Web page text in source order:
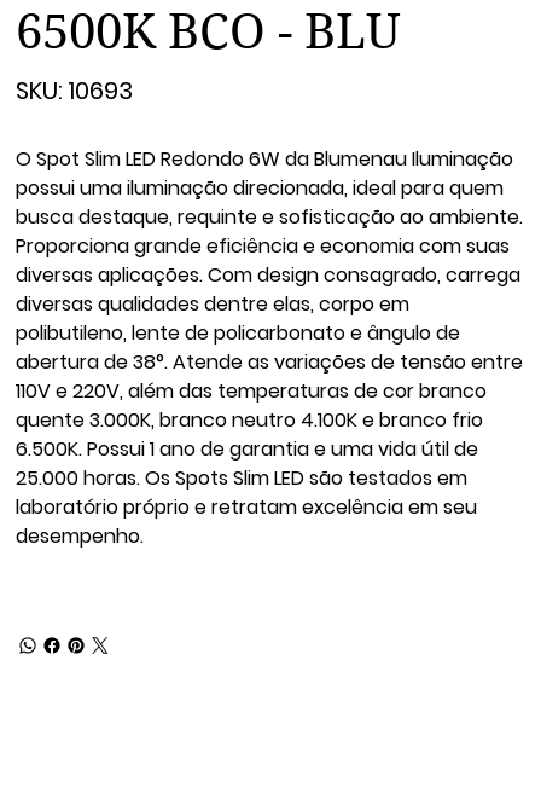
6500K BCO - BLU
SKU:
10693
10693
O Spot Slim LED Redondo 6W da Blumenau Iluminação
possui uma iluminação direcionada, ideal para quem
busca destaque, requinte e sofisticação ao ambiente.
Proporciona grande eficiência e economia com suas
diversas aplicações. Com design consagrado, carrega
diversas qualidades dentre elas, corpo em
polibutileno, lente de policarbonato e ângulo de
abertura de 38°. Atende as variações de tensão entre
110V e 220V, além das temperaturas de cor branco
quente 3.000K, branco neutro 4.100K e branco frio
6.500K. Possui 1 ano de garantia e uma vida útil de
25.000 horas. Os Spots Slim LED são testados em
laboratório próprio e retratam excelência em seu
desempenho.